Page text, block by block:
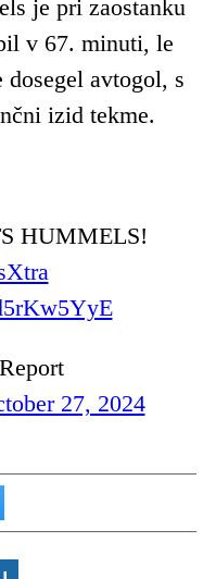
je pri zaostanku
v 67. minuti, le
avtogol, s
izid tekme.
HUMMELS!
27, 2024